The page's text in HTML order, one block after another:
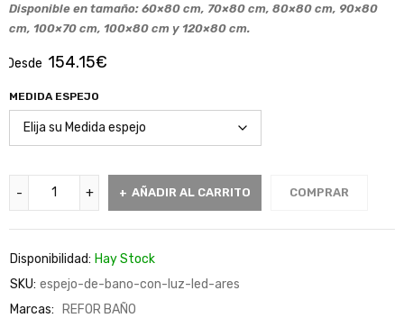
Disponible en tamaño: 60×80 cm, 70×80 cm, 80×80 cm, 90×80
cm, 100×70 cm, 100×80 cm y 120×80 cm.
Desde 154.15€
MEDIDA ESPEJO
AÑADIR AL CARRITO COMPRAR
Disponibilidad: Hay Stock
SKU: espejo-de-bano-con-luz-led-ares
Marcas:
REFOR BAÑO